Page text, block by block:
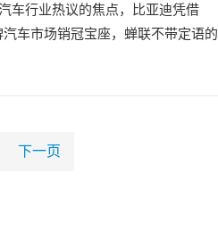
车行业热议的焦点，比亚迪凭借
车市场销冠宝座，蝉联不带定语的
下一页